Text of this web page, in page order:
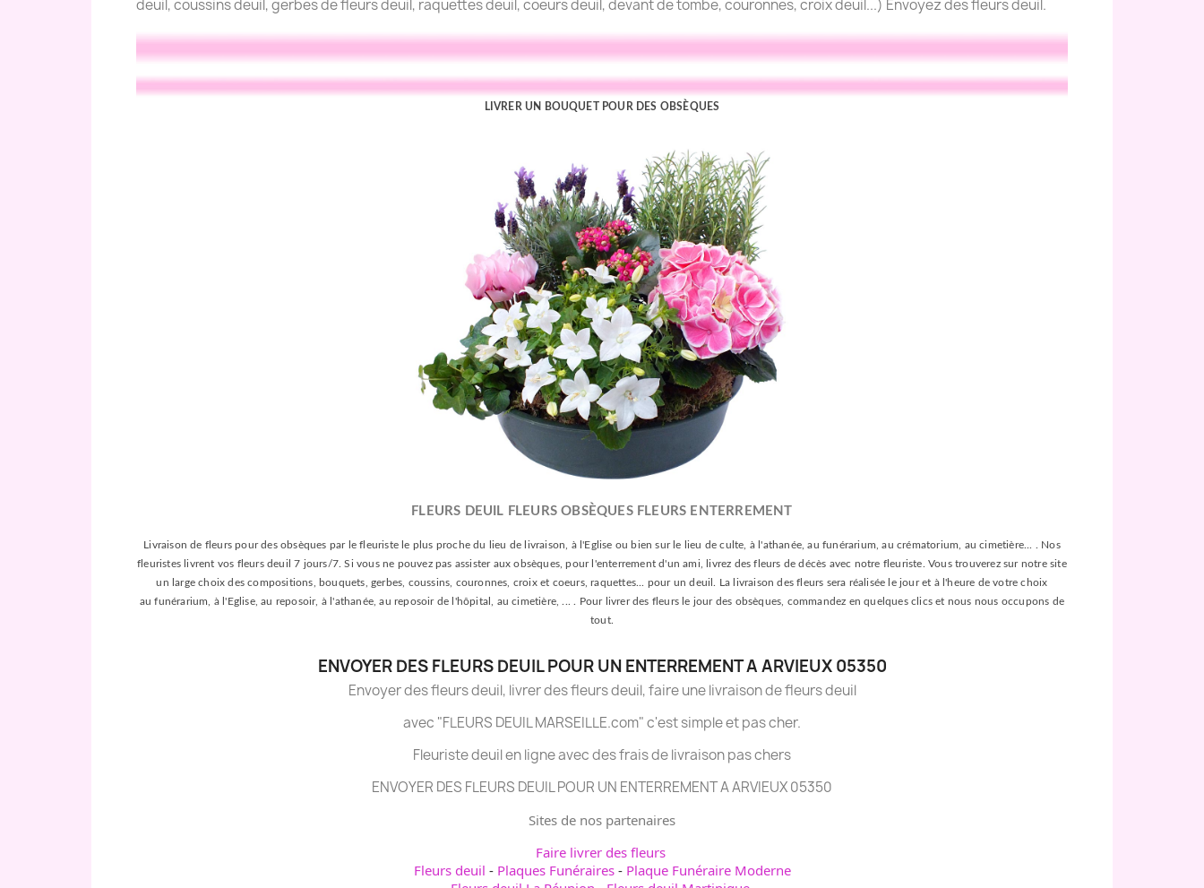
deuil, coussins deuil, gerbes de fleurs deuil, raquettes deuil, coeurs deuil, devant de tombe, couronnes, croix deuil...) Envoyez des fleurs deuil.
LIVRER UN BOUQUET POUR DES OBSÈQUES
FLEURS DEUIL FLEURS OBSÈQUES FLEURS ENTERREMENT
Livraison de fleurs pour des obsèques par le fleuriste le plus proche du lieu de livraison, à l'Eglise ou bien sur le lieu de culte, à l'athanée, au funérarium, au crématorium, au cimetière... . Nos
fleuristes livrent vos fleurs deuil 7 jours/7. Si vous ne pouvez pas assister aux obsèques, pour l'enterrement d'un ami, livrez des fleurs de décès avec notre fleuriste. Vous trouverez sur notre site
un large choix des compositions, bouquets, gerbes, coussins, couronnes, croix et coeurs, raquettes... pour un deuil. La livraison des fleurs sera réalisée le jour et à l'heure de votre choix
au funérarium, à l'Eglise, au reposoir, à l'athanée, au reposoir de l'hôpital, au cimetière, ... . Pour livrer des fleurs le jour des obsèques, commandez en quelques clics et nous nous occupons de
tout.
ENVOYER DES FLEURS DEUIL POUR UN ENTERREMENT A ARVIEUX 05350
Envoyer des fleurs deuil, livrer des fleurs deuil, faire une livraison de fleurs deuil
avec "FLEURS DEUIL MARSEILLE.com" c'est simple et pas cher.
Fleuriste deuil en ligne avec des frais de livraison pas chers
ENVOYER DES FLEURS DEUIL POUR UN ENTERREMENT A ARVIEUX 05350
Sites de nos partenaires
Faire livrer des fleurs
Fleurs deuil - Plaques Funéraires- Plaque Funéraire Moderne